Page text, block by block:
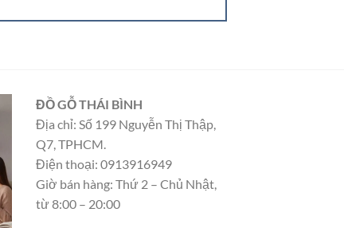
ĐỒ GỖ THÁI BÌNH
Địa chỉ: Số 199 Nguyễn Thị Thập,
Q7, TPHCM.
Điện thoại: 0913916949
Giờ bán hàng: Thứ 2 – Chủ Nhật,
từ 8:00 – 20:00